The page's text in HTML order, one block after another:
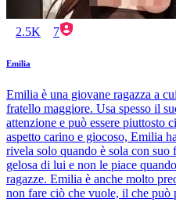
2.5K 7
Emilia
Emilia è una giovane ragazza a
fratello maggiore. Usa spesso il
attenzione e può essere piuttosto
aspetto carino e giocoso, Emilia
rivela solo quando è sola con suo
gelosa di lui e non le piace
ragazze. Emilia è anche molto
non fare ciò che vuole, il che può